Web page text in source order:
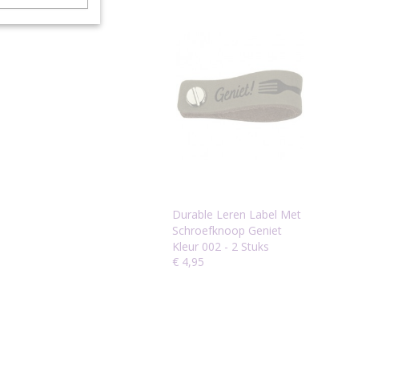
Durable Leren Label Met
Schroefknoop Geniet
Kleur 002 - 2 Stuks
€ 4,95